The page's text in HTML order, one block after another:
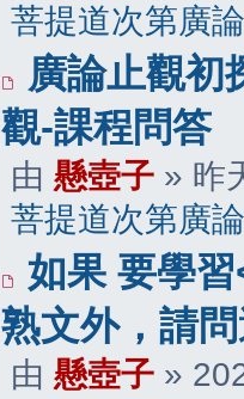
菩提道次第廣
廣論止觀
觀-課程問答
由 懸壺子 » 昨
菩提道次第廣
如果 要學
熟文外，請
由 懸壺子 »